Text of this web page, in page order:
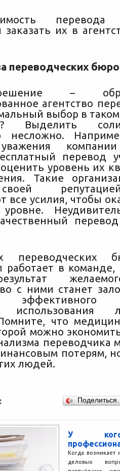
перевода
их в
переводческих бюро
–
агентство
выбор в
Выделить
несложно.
перевод
уровень их
Такие
все усилия, чтобы
переводческих
работает в команде,
с ними станет
использования
что
можно
переводчика
потерям,
людей.
У кого
Когда возникает
деловых